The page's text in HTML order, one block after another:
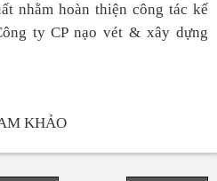
nhằm hoàn thiện công tác kế
ty CP nạo vét & xây dựng
KHẢO